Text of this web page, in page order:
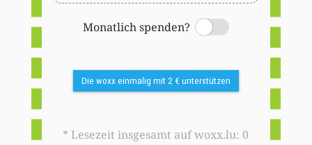
Monatlich spenden?
Switch
Die woxx einmalig mit 2 € unterstützen
* Lesezeit insgesamt auf woxx.lu: 0